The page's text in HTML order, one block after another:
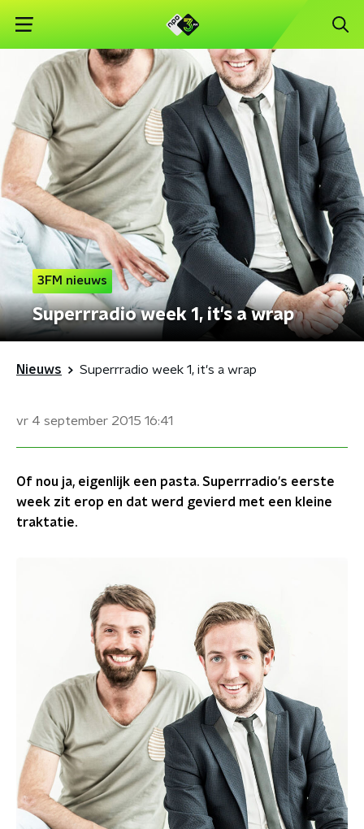
3FM nieuws
Superrradio week 1, it's a wrap
Nieuws Superrradio week 1, it's a wrap
vr 4 september 2015 16:41
Of nou ja, eigenlijk een pasta. Superrradio's eerste
week zit erop en dat werd gevierd met een kleine
traktatie.